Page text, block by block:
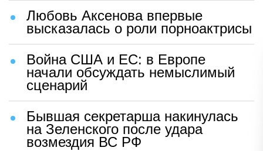
Любовь Аксенова впервые
высказалась о роли порноактрисы
Война США и ЕС: в Европе
начали обсуждать немыслимый
сценарий
Бывшая секретарша накинулась
на Зеленского после удара
возмездия ВС РФ